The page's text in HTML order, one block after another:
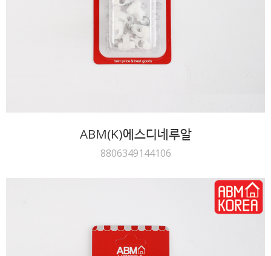
ABM(K)에스디네루알
8806349144106